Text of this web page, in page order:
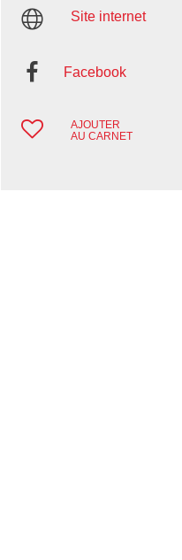
Site internet
Facebook
AJOUTER
AU CARNET